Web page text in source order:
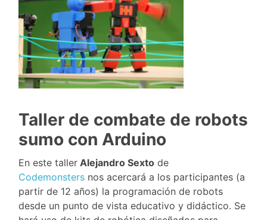
Taller de combate de robots
sumo con Arduino
En este taller Alejandro Sexto de
Codemonsters nos acercará a los participantes (a
partir de 12 años) la programación de robots
desde un punto de vista educativo y didáctico. Se